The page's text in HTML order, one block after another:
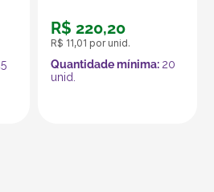
plataforma, que é
e produtos em papel.
R$ 220,20
R$ 11,01 por unid.
Quantidade mínima: 20
unid.